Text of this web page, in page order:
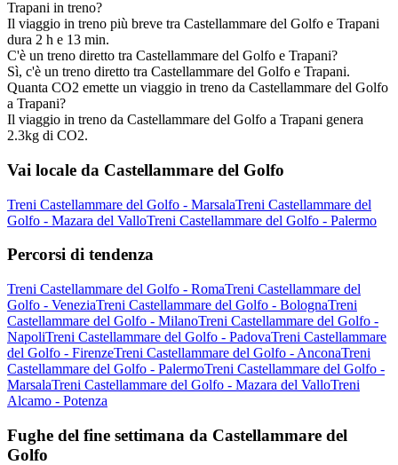
Trapani in treno?
Il viaggio in treno più breve tra Castellammare del Golfo e Trapani
dura 2 h e 13 min.
C'è un treno diretto tra Castellammare del Golfo e Trapani?
Sì, c'è un treno diretto tra Castellammare del Golfo e Trapani.
Quanta CO2 emette un viaggio in treno da Castellammare del Golfo
a Trapani?
Il viaggio in treno da Castellammare del Golfo a Trapani genera
2.3kg di CO2.
Vai locale da Castellammare del Golfo
Treni Castellammare del Golfo - MarsalaTreni Castellammare del
Golfo - Mazara del ValloTreni Castellammare del Golfo - Palermo
Percorsi di tendenza
Treni Castellammare del Golfo - RomaTreni Castellammare del
Golfo - VeneziaTreni Castellammare del Golfo - BolognaTreni
Castellammare del Golfo - MilanoTreni Castellammare del Golfo -
NapoliTreni Castellammare del Golfo - PadovaTreni Castellammare
del Golfo - FirenzeTreni Castellammare del Golfo - AnconaTreni
Castellammare del Golfo - PalermoTreni Castellammare del Golfo -
MarsalaTreni Castellammare del Golfo - Mazara del ValloTreni
Alcamo - Potenza
Fughe del fine settimana da Castellammare del
Golfo